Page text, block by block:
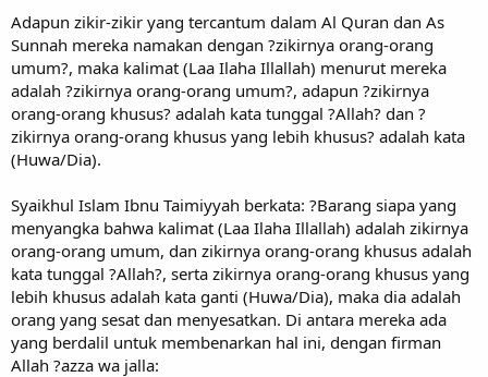
Adapun zikir-zikir yang tercantum dalam Al Quran dan As
Sunnah mereka namakan dengan ?zikirnya orang-orang
umum?, maka kalimat (Laa Ilaha Illallah) menurut mereka
adalah ?zikirnya orang-orang umum?, adapun ?zikirnya
orang-orang khusus? adalah kata tunggal ?Allah? dan ?
zikirnya orang-orang khusus yang lebih khusus? adalah kata
(Huwa/Dia).
Syaikhul Islam Ibnu Taimiyyah berkata: ?Barang siapa yang
menyangka bahwa kalimat (Laa Ilaha Illallah) adalah zikirnya
orang-orang umum, dan zikirnya orang-orang khusus adalah
kata tunggal ?Allah?, serta zikirnya orang-orang khusus yang
lebih khusus adalah kata ganti (Huwa/Dia), maka dia adalah
orang yang sesat dan menyesatkan. Di antara mereka ada
yang berdalil untuk membenarkan hal ini, dengan firman
Allah ?azza wa jalla: